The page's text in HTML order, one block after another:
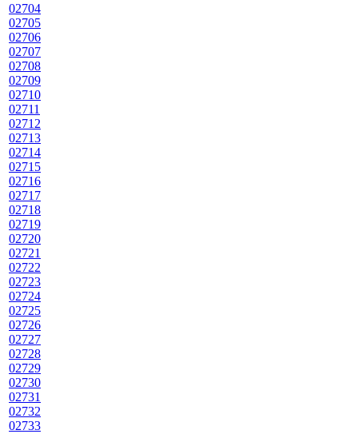
02704
02705
02706
02707
02708
02709
02710
02711
02712
02713
02714
02715
02716
02717
02718
02719
02720
02721
02722
02723
02724
02725
02726
02727
02728
02729
02730
02731
02732
02733